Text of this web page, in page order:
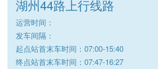
湖州44路上行线路
运营时间：
发车间隔：
起点站首末车时间：07:00-15:40
终点站首末车时间：07:47-16:27